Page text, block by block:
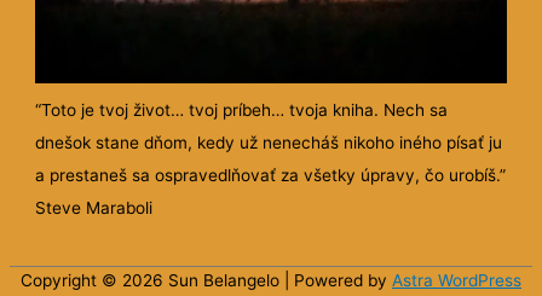
“Toto je tvoj život… tvoj príbeh… tvoja kniha. Nech sa
dnešok stane dňom, kedy už nenecháš nikoho iného písať ju
a prestaneš sa ospravedlňovať za všetky úpravy, čo urobíš.”
Steve Maraboli
Copyright © 2026 Sun Belangelo | Powered by Astra WordPress